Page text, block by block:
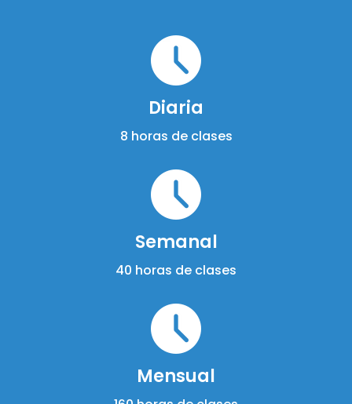
Diaria
8 horas de clases
Semanal
40 horas de clases
Mensual